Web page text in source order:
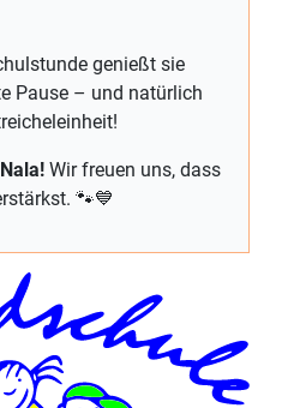
genießt sie
Pause – und natürlich
Wir freuen uns, dass
🐾💙